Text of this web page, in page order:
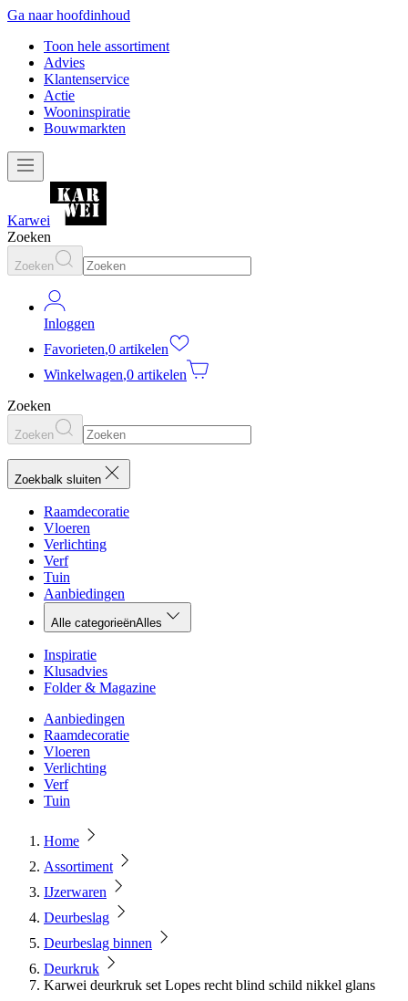
Ga naar hoofdinhoud
Toon hele assortiment
Advies
Klantenservice
Actie
Wooninspiratie
Bouwmarkten
Karwei
Zoeken
Zoeken
Inloggen
Favorieten,0 artikelen
Winkelwagen,0 artikelen
Zoeken
Zoeken
Zoekbalk sluiten
Raamdecoratie
Vloeren
Verlichting
Verf
Tuin
Aanbiedingen
Alle categorieënAlles
Inspiratie
Klusadvies
Folder & Magazine
Aanbiedingen
Raamdecoratie
Vloeren
Verlichting
Verf
Tuin
Home
Assortiment
IJzerwaren
Deurbeslag
Deurbeslag binnen
Deurkruk
Karwei deurkruk set Lopes recht blind schild nikkel glans